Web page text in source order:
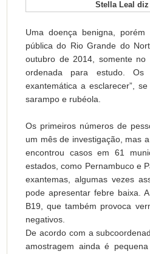
Stella Leal
Uma doença benigna,
pública do Rio Grande do
outubro de 2014, somente
ordenada para estudo. Os
exantemática a esclarecer”,
sarampo e rubéola.
Os primeiros números de
um mês de investigação, mas
encontrou casos em 61
estados, como Pernambuco e
exantemas, algumas vezes
pode apresentar febre baixa.
B19, que também provoca
negativos.
De acordo com a
amostragem ainda é